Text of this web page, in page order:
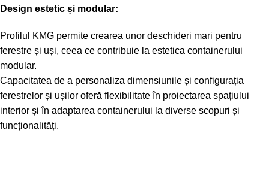
Design estetic și modular:
Profilul KMG permite crearea unor deschideri mari pentru
ferestre și uși, ceea ce contribuie la estetica containerului
modular.
Capacitatea de a personaliza dimensiunile și configurația
ferestrelor și ușilor oferă flexibilitate în proiectarea spațiului
interior și în adaptarea containerului la diverse scopuri și
funcționalități.